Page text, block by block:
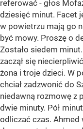
referować - głos
dziesięć minut. Facet
w powietrzu mają go
być mowy. Proszę o
Zostało siedem
zaczął się
żona i troje dzieci. W
chciał zadzwonić do
niedawną rozmowę z
dwie minuty. Pół
odliczać czas. Ahmed